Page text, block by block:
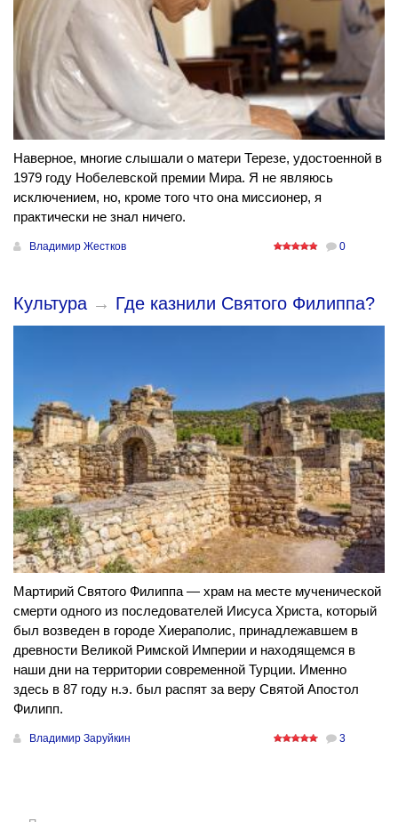
Наверное, многие слышали о матери Терезе, удостоенной в
1979 году Нобелевской премии Мира. Я не являюсь
исключением, но, кроме того что она миссионер, я
практически не знал ничего.
Владимир Жестков 0
Культура → Где казнили Святого Филиппа?
Мартирий Святого Филиппа — храм на месте мученической
смерти одного из последователей Иисуса Христа, который
был возведен в городе Хиераполис, принадлежавшем в
древности Великой Римской Империи и находящемся в
наши дни на территории современной Турции. Именно
здесь в 87 году н.э. был распят за веру Святой Апостол
Филипп.
Владимир Заруйкин 3